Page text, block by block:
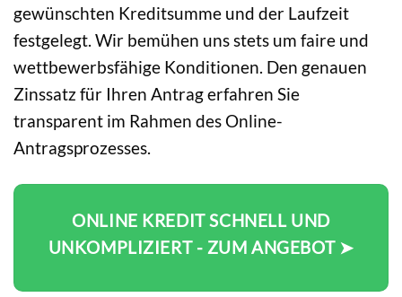
gewünschten Kreditsumme und der Laufzeit
festgelegt. Wir bemühen uns stets um faire und
wettbewerbsfähige Konditionen. Den genauen
Zinssatz für Ihren Antrag erfahren Sie
transparent im Rahmen des Online-
Antragsprozesses.
ONLINE KREDIT SCHNELL UND
UNKOMPLIZIERT - ZUM ANGEBOT ➤